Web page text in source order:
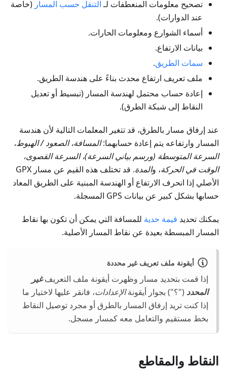
تصحيح معلومات المنعطفات لـالتنقل حسب المسار (خاصة
عند الدوارات).
أسماء الشوارع ومعلومات الحارات.
بيانات الارتفاع.
سمات الطريق.
ملف تعريف ارتفاع محدث بناءً على هندسة الطريق.
إعادة حساب محتمل لهندسة المسار (تبسيط أو تعديل
النقاط إلى شبكة الطرق).
عند إرفاق مسار بالطرق، قد تتغير المعلمات التالية لأن هندسة
المسار وارتفاعه يتم إعادة حسابهما:المسافة، الصعود / الهبوط،
السرعة المتوسطة (ورسم بياني السرعة)، السرعة القصوى،
الوقت في الحركة، والمدة
. قد تختلف هذه القيم عن مسار GPX
الأصلي إذا انحرف الارتفاع أو الهندسة المبنية على الطريق المعاد
حسابها بشكل كبير عن بيانات GPS المسجلة.
يمكنك تحديد قيمة حدية للمسافة التي يمكن أن تكون بها نقاط
المسار المبسطة بعيدة عن نقاط المسار الأصلية.
أيقونة ملف تعريف غير محددة
إذا قمت بتحديد مسار وظهرت أيقونة ملف التعريفغير
المحدد ("؟") بجوار أيقونةالإعدادات، فانقر عليها لاختيار ما
إذا كنت تريد إرفاق المسار بالطرق أو مجرد توصيل النقاط
بخط مستقيم والتعامل معه كمسار مسجل.
النقاط والمقاطع